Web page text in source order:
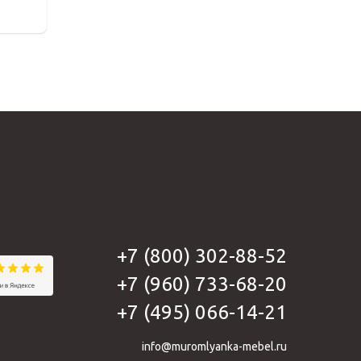
+7 (800) 302-88-52
+7 (960) 733-68-20
+7 (495) 066-14-21
info@muromlyanka-mebel.ru